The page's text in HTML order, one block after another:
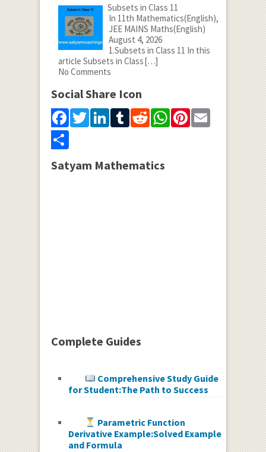
Subsets in Class 11
In 11th Mathematics(English),
JEE MAINS Maths(English)
August 4, 2026
1.Subsets in Class 11 In this
article Subsets in Class[…]
No Comments
Social Share Icon
Facebook
Twitter
LinkedIn
Tumblr
Reddit
WhatsApp
Pinterest
Email
Share
Satyam Mathematics
Complete Guides
Comprehensive Study Guide
for Student:The Path to Success
Parametric Function
Derivative Example:Solved Example
and Formula